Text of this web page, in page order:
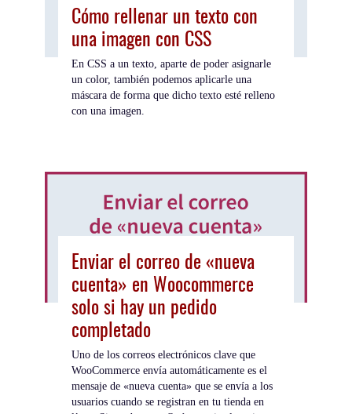
Cómo rellenar un texto con
una imagen con CSS
En CSS a un texto, aparte de poder asignarle
un color, también podemos aplicarle una
máscara de forma que dicho texto esté relleno
con una imagen.
Enviar el correo de «nueva
cuenta» en Woocommerce
solo si hay un pedido
completado
Uno de los correos electrónicos clave que
WooCommerce envía automáticamente es el
mensaje de «nueva cuenta» que se envía a los
usuarios cuando se registran en tu tienda en